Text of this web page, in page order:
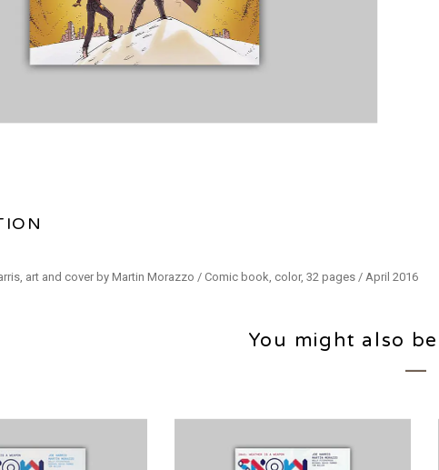
art and cover by Martin Morazzo / Comic book, color, 32 pages / April 2016
You might also